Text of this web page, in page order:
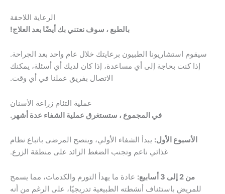
الرعاية اللاحقة
بالطبع ، سوف نعتني بك أيضًا بعد العلاج!
الطبيون برعايتك خلال عام واحد بعد الجراحة.
بحاجة إلى أي مساعدة، إذا كان لديك أي أسئلة، يمكنك
الاتصال بفريق عملنا في أي وقت.
عملية التئام زراعة الأسنان
في المجموع ، ستستغرق عملية الشفاء عدة أشهر.
الأول:يبدأ الشفاء الأولي، وينصح المرضى باتباع نظام
غذائي ناعم وتجنب الضغط الزائد على منطقة الزرع.
عادة ما يهدأ التورم والكدمات، مما يسمح
باستئناف أنشطته الطبيعية تدريجيًا، على الرغم من أنه